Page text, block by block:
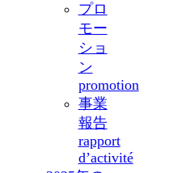
プロ
モー
ショ
ン
promotion
事業
報告
rapport
d’activité